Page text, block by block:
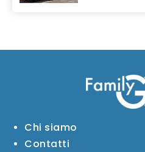
Chi siamo
Contatti